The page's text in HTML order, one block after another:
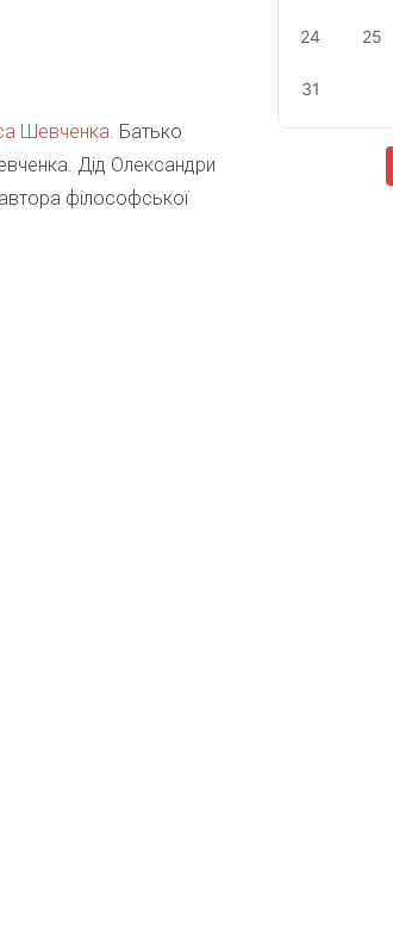
Шевченка. Батько
Дід Олександри
філософської
24 25
31